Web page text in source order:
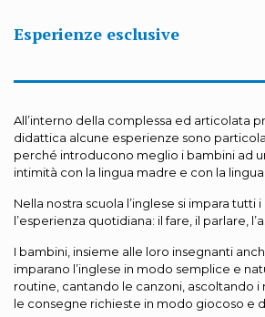
Esperienze esclusive
All’interno della complessa ed articolata
didattica alcune esperienze sono
perché introducono meglio i bambini ad
intimità con la lingua madre e con la
Nella nostra scuola l’inglese si impara tutti
l’esperienza quotidiana: il fare, il parlare,
I bambini, insieme alle loro insegnanti
imparano l’inglese in modo semplice e
routine, cantando le canzoni, ascoltando
le consegne richieste in modo giocoso e